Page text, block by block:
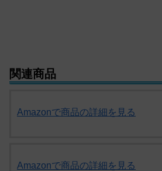
関連商品
Amazonで商品の詳細を見る
Amazonで商品の詳細を見る